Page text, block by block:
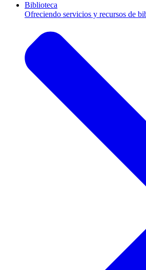
Biblioteca
Ofreciendo servicios y recursos de